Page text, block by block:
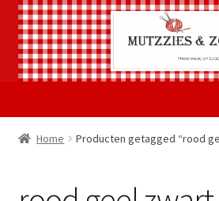
naar
de
Welkom
Home Producten getagged “rood